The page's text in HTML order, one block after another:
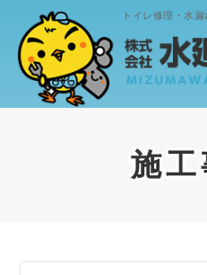
トイレ修理・水
施工